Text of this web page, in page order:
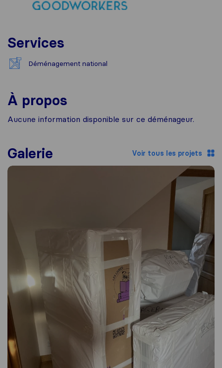
Services
Déménagement national
À propos
Aucune information disponible sur ce déménageur.
Galerie Voir tous les projets